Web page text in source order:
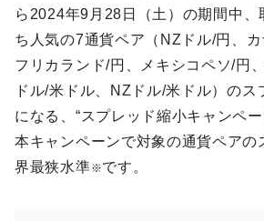
ら2024年9月28日（土）の期間中、
ち人気の7通貨ペア（NZドル/円、
フリカランド/円、メキシコペソ/円
ドル/米ドル、NZドル/米ドル）のス
になる、“スプレッド縮小キャンペー
本キャンペーンで対象の通貨ペアの
界最狭水準※です。